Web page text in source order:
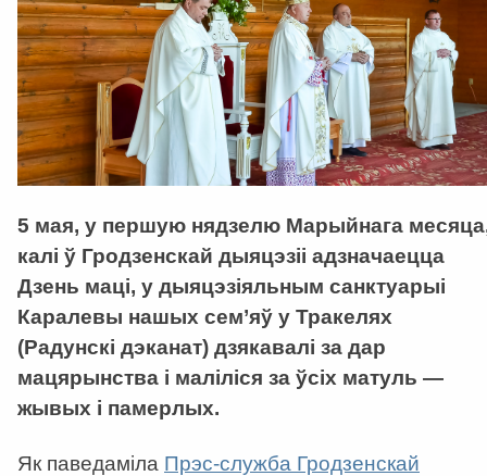
5 мая, у першую нядзелю Марыйнага
калi ў Гродзенскай дыяцэзiі адзначаецца
Дзень мацi, у дыяцэзіяльным санктуарыі
Каралевы нашых сем’яў у Тракелях
(Радунскі дэканат) дзякавалі за дар
мацярынства і маліліся за ўсіх матуль —
жывых і памерлых.
Як паведаміла Прэс-служба Гродзенскай